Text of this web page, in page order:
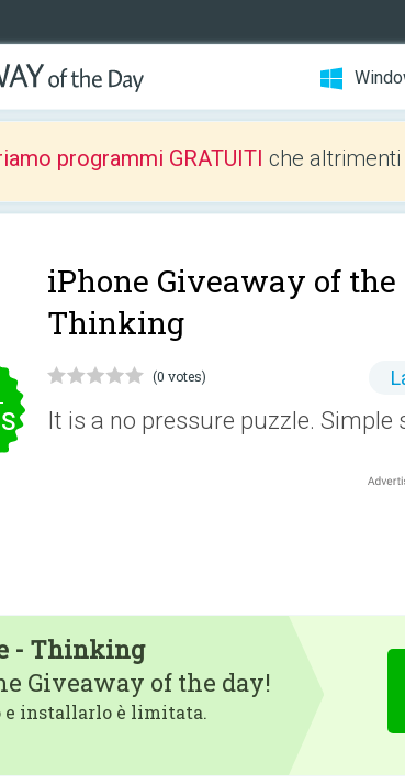
programmi GRATUITI che
iPhone Giveaway of the
Thinking
(0 votes)
It is a no pressure puzzle. Simple
- Thinking
Giveaway of the day!
e installarlo è limitata.